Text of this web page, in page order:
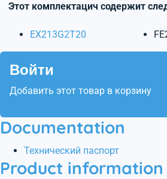
Этот комплектацич содержит
EX213G2T20
Войти
Добавить этот товар в корзину
Documentation
Технический паспорт
Product information